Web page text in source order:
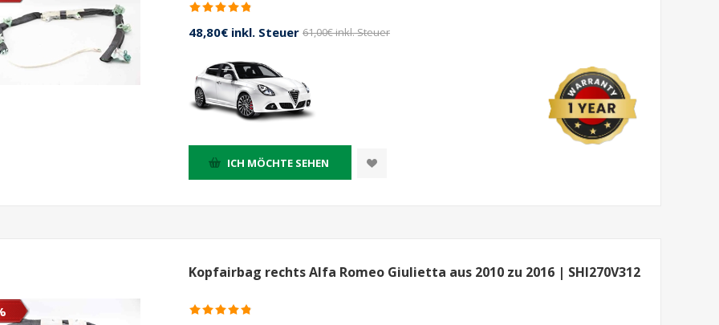
48,80€ inkl. Steuer 61,00€ inkl. Steuer
ICH MÖCHTE SEHEN
Kopfairbag rechts Alfa Romeo Giulietta aus 2010 zu 2016 | SHI270V312